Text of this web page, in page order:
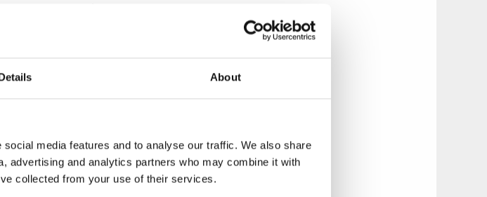
About
media features and to analyse our traffic. We also share
advertising and analytics partners who may combine it with
collected from your use of their services.
payer pour le temps restant. Le paiement